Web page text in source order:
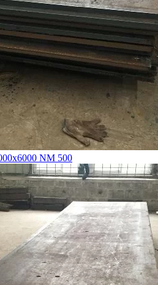
NM 500